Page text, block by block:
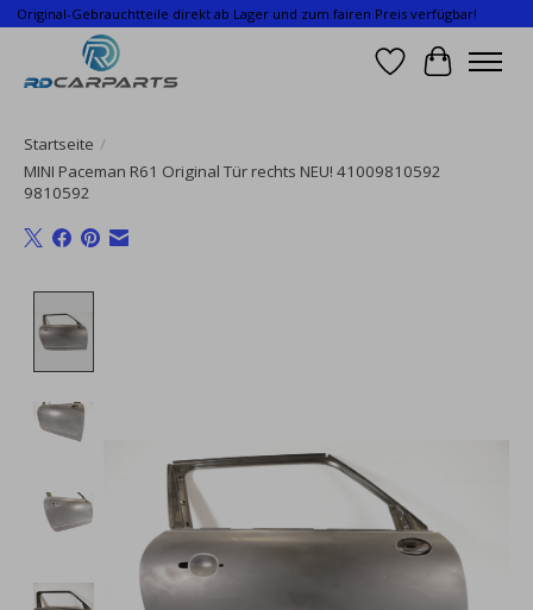
Original-Gebrauchtteile direkt ab Lager und zum fairen Preis verfügbar!
Wunschzettel
Ihr
Startseite /
MINI Paceman R61 Original Tür rechts NEU! 41009810592
9810592